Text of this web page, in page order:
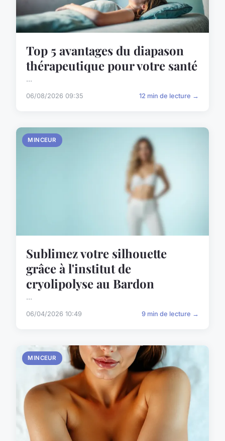
Top 5 avantages du diapason
thérapeutique pour votre santé
...
06/08/2026 09:35 12 min de lecture →
MINCEUR
Sublimez votre silhouette
grâce à l'institut de
cryolipolyse au Bardon
...
06/04/2026 10:49 9 min de lecture →
MINCEUR